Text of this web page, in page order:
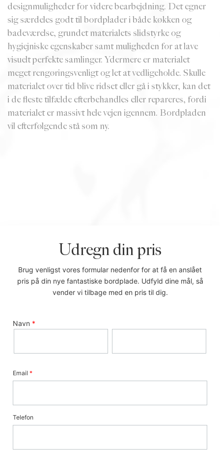
designmuligheder for videre bearbejdning. Det egner
sig særdeles godt til bordplader i både køkken og
badeværelse, grundet materialets slidstyrke og
hygiejniske egenskaber samt muligheden for at lave
visuelt perfekte samlinger. Ydermere er materialet
meget rengøringsvenligt og let at vedligeholde. Skulle
materialet over tid blive ridset eller gå i stykker, kan det
i de fleste tilfælde efterbehandles eller repareres, fordi
materialet er massivt hele vejen igennem. Bordpladen
vil efterfølgende stå som ny.
Udregn din pris
Brug venligst vores formular nedenfor for at få en anslået
pris på din nye fantastiske bordplade. Udfyld dine mål, så
vender vi tilbage med en pris til dig.
Navn *
Email *
Telefon